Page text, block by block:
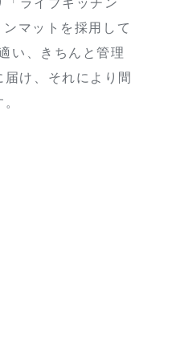
マットを採用して
い、きちんと管理
け、それにより間